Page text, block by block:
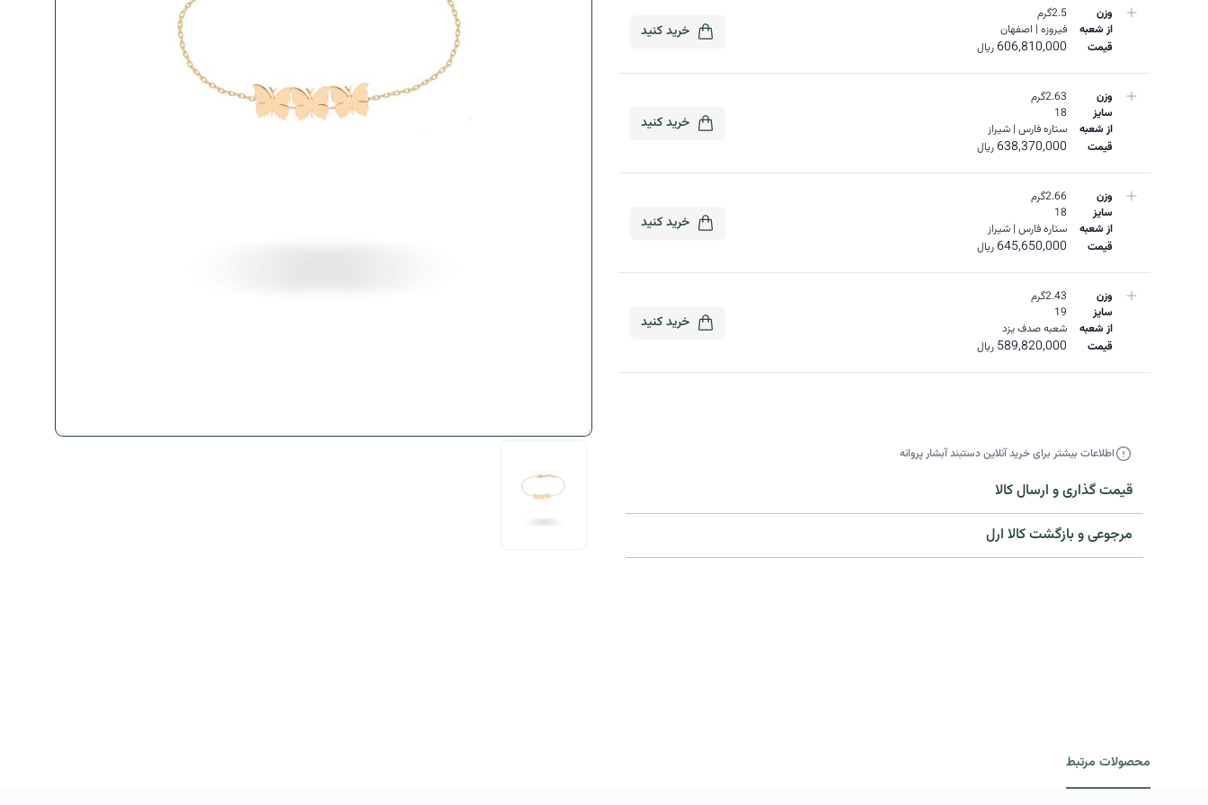
سایز کوچک
وزن
2.5گرم
از شعبه
فیروزه | اصفهان
قیمت
606,810,000 ریال
خریدکنید
وزن
2.63گرم
سایز
18
از شعبه
ستاره فارس | شیراز
قیمت
638,370,000 ریال
خریدکنید
وزن
2.66گرم
سایز
18
از شعبه
ستاره فارس | شیراز
قیمت
645,650,000 ریال
خریدکنید
وزن
2.43گرم
سایز
19
از شعبه
شعبه صدف یزد
قیمت
589,820,000 ریال
خریدکنید
اطلاعات بیشتر برای خرید آنلاین دستبند آبشار پروانه
قیمت گذاری و ارسال کالا
مرجوعی و بازگشت کالا ارل​
محصولات مرتبط